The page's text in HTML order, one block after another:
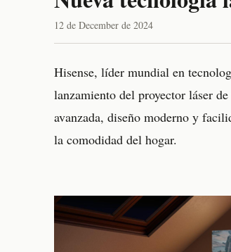
12 de December de 2024
Hisense, líder mundial en
lanzamiento del proyector láser
avanzada, diseño moderno y
la comodidad del hogar.